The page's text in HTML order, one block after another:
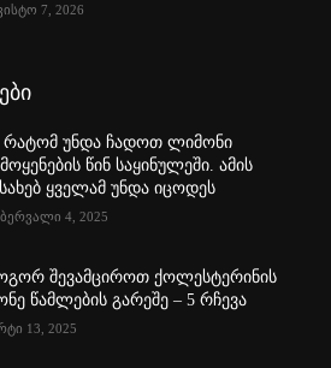
7, 2026
რატომ უნდა ჩადოთ ლიმონი
წინ საყინულეში. ამის
ყველამ უნდა იცოდეს
4, 2025
შევამციროთ ქოლესტერინის
წამლების გარეშე – 5 რჩევა
13, 2025